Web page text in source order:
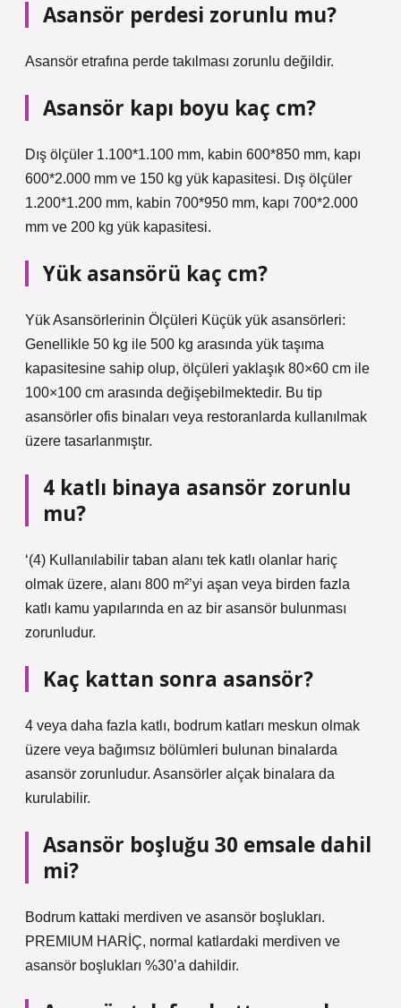
Asansör perdesi zorunlu mu?
Asansör etrafına perde takılması zorunlu değildir.
Asansör kapı boyu kaç cm?
Dış ölçüler 1.100*1.100 mm, kabin 600*850 mm, kapı
600*2.000 mm ve 150 kg yük kapasitesi. Dış ölçüler
1.200*1.200 mm, kabin 700*950 mm, kapı 700*2.000
mm ve 200 kg yük kapasitesi.
Yük asansörü kaç cm?
Yük Asansörlerinin Ölçüleri Küçük yük asansörleri:
Genellikle 50 kg ile 500 kg arasında yük taşıma
kapasitesine sahip olup, ölçüleri yaklaşık 80×60 cm ile
100×100 cm arasında değişebilmektedir. Bu tip
asansörler ofis binaları veya restoranlarda kullanılmak
üzere tasarlanmıştır.
4 katlı binaya asansör zorunlu
mu?
‘(4) Kullanılabilir taban alanı tek katlı olanlar hariç
olmak üzere, alanı 800 m²’yi aşan veya birden fazla
katlı kamu yapılarında en az bir asansör bulunması
zorunludur.
Kaç kattan sonra asansör?
4 veya daha fazla katlı, bodrum katları meskun olmak
üzere veya bağımsız bölümleri bulunan binalarda
asansör zorunludur. Asansörler alçak binalara da
kurulabilir.
Asansör boşluğu 30 emsale dahil
mi?
Bodrum kattaki merdiven ve asansör boşlukları.
PREMIUM HARİÇ, normal katlardaki merdiven ve
asansör boşlukları %30’a dahildir.